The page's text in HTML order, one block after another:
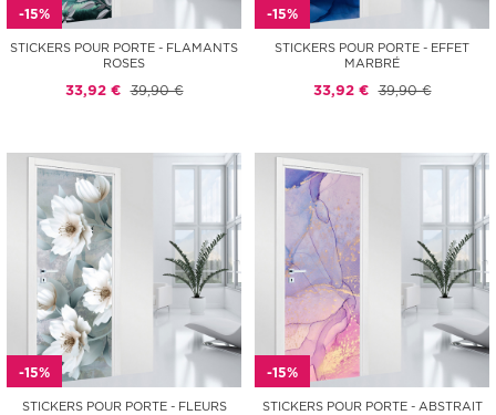
-15%
STICKERS POUR PORTE - FLAMANTS
ROSES
33,92 € 39,90 €
-15%
STICKERS POUR PORTE - EFFET
MARBRÉ
33,92 € 39,90 €
-15%
STICKERS POUR PORTE - FLEURS
-15%
STICKERS POUR PORTE - ABSTRAIT